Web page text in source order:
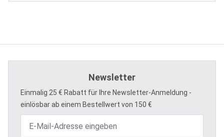
Newsletter
Einmalig 25 € Rabatt für Ihre Newsletter-Anmeldung -
einlösbar ab einem Bestellwert von 150 €